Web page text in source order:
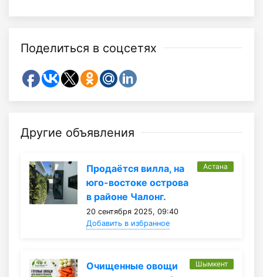
Поделиться в соцсетях
Другие объявления
Продаётся вилла, на
юго-востоке острова
в районе Чалонг.
20 сентября 2025, 09:40
Добавить в избранное
Астана
Очищенные овощи
Шымкент